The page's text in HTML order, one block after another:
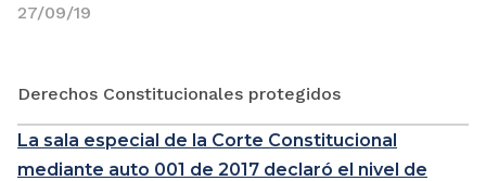
Derechos Constitucionales protegidos
27/09/19
La sala especial de la Corte Constitucional
mediante auto 001 de 2017 declaró el nivel de